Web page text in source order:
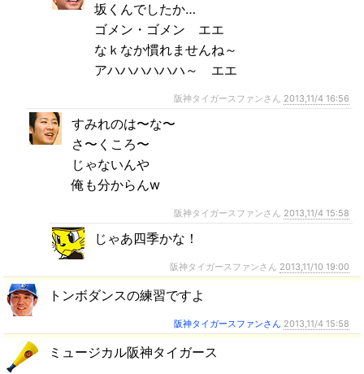
坂くんでしたか…
ゴメン・ゴメン エエ
なｋなか慣れませんね～
アハハハハハハ～ エエ
阪神タイガースファンさん 2013,11/4 16:56
すみれのは〜な〜
さ〜くころ〜
じゃないんや
俺も分からんw
阪神タイガースファンさん 2013,11/4 15:58
じゃあ四季かな！
阪神タイガースファンさん 2013,11/10 19:00
トンボダンスの練習ですよ
阪神タイガースファンさん 2013,11/4 15:58
ミュージカル阪神タイガース